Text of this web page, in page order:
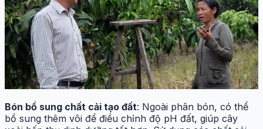
Bón bổ sung chất cải tạo đất: Ngoài phân bón, có thể
bổ sung thêm vôi để điều chỉnh độ pH đất, giúp cây